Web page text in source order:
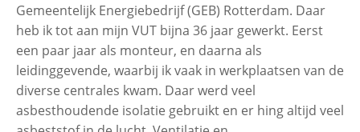
Frans van Rooijen (74),
asbestslachtoffer met asbestose
Gemeentelijk Energiebedrijf (GEB) Rotterdam. Daar
heb ik tot aan mijn VUT bijna 36 jaar gewerkt. Eerst
een paar jaar als monteur, en daarna als
leidinggevende, waarbij ik vaak in werkplaatsen van de
diverse centrales kwam. Daar werd veel
asbesthoudende isolatie gebruikt en er hing altijd veel